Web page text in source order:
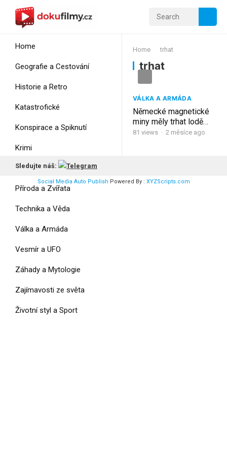
Home
Geografie a Cestování
Historie a Retro
Katastrofické
Konspirace a Spiknutí
Krimi
Myšlení
Příroda a Zvířata
Technika a Věda
Válka a Armáda
Vesmír a UFO
Záhady a Mytologie
Zajímavosti ze světa
Životní styl a Sport
Home trhat
trhat
VÁLKA A ARMÁDA
Německé magnetické
miny měly trhat lodě
bez dotyku – Spojenci
81 views · 2 měsíce ago
Sledujte náš:
Social Media Auto Publish Powered By : XYZScripts.com